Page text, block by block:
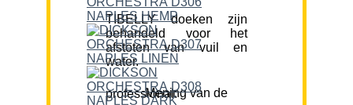
TIBELLY doeken zijn
behandeld voor het
afstoten van vuil en
water.
Mening van de professional: